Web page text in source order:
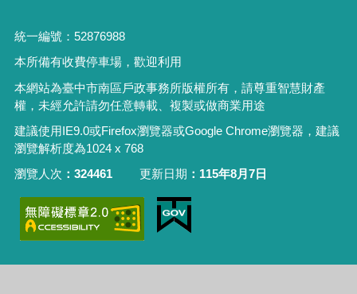
統一編號：52876988
本所備有收費停車場，歡迎利用
本網站為臺中市南區戶政事務所版權所有，請尊重智慧財產
權，未經允許請勿任意轉載、複製或做商業用途
建議使用IE9.0或Firefox瀏覽器或Google Chrome瀏覽器，建議
瀏覽解析度為1024 x 768
瀏覽人次
324461 更新日期 115年8月7日